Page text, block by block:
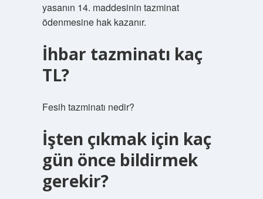
yasanın 14. maddesinin tazminat
ödenmesine hak kazanır.
İhbar tazminatı kaç
TL?
Fesih tazminatı nedir?
İşten çıkmak için kaç
gün önce bildirmek
gerekir?